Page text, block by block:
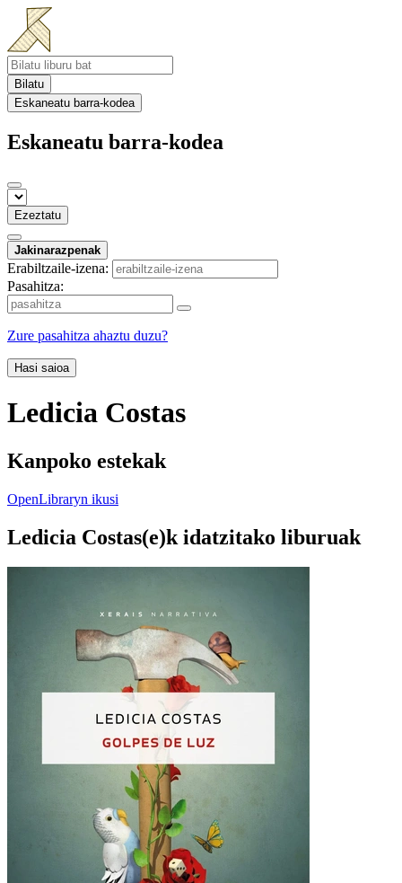
Bilatu
Eskaneatu barra-kodea
Eskaneatu barra-kodea
Ezeztatu
Jakinarazpenak
Erabiltzaile-izena:
Pasahitza:
Zure pasahitza ahaztu duzu?
Hasi saioa
Ledicia Costas
Kanpoko estekak
OpenLibraryn ikusi
Ledicia Costas(e)k idatzitako liburuak